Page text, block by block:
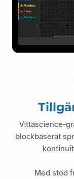
Vittascience-
blockbaserat
Med stöd